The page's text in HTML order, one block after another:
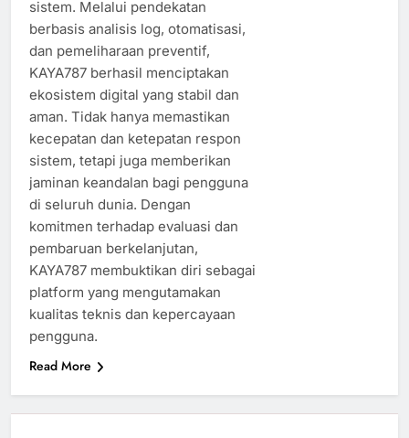
sistem. Melalui pendekatan
berbasis analisis log, otomatisasi,
dan pemeliharaan preventif,
KAYA787 berhasil menciptakan
ekosistem digital yang stabil dan
aman. Tidak hanya memastikan
kecepatan dan ketepatan respon
sistem, tetapi juga memberikan
jaminan keandalan bagi pengguna
di seluruh dunia. Dengan
komitmen terhadap evaluasi dan
pembaruan berkelanjutan,
KAYA787 membuktikan diri sebagai
platform yang mengutamakan
kualitas teknis dan kepercayaan
pengguna.
Read More